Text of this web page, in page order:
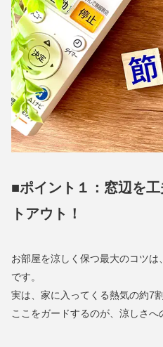
■ポイント１：窓辺を
トアウト！
お部屋を涼しく保つ最大のコツは
です。
実は、家に入ってくる熱気の約7
ここをガードするのが、涼しさへ